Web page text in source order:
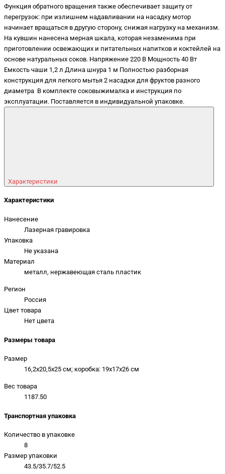
Функция обратного вращения также обеспечивает защиту от
перегрузок: при излишнем надавливании на насадку мотор
начинает вращаться в другую сторону, снижая нагрузку на механизм.
На кувшин нанесена мерная шкала, которая незаменима при
приготовлении освежающих и питательных напитков и коктейлей на
основе натуральных соков. Напряжение 220 В Мощность 40 Вт
Емкость чаши 1,2 л Длина шнура 1 м Полностью разборная
конструкция для легкого мытья 2 насадки для фруктов разного
диаметра В комплекте соковыжималка и инструкция по
эксплуатации. Поставляется в индивидуальной упаковке.
Характеристики
Характеристики
Нанесение
Лазерная гравировка
Упаковка
Не указана
Материал
металл, нержавеющая сталь пластик
Регион
Россия
Цвет товара
Нет цвета
Размеры товара
Размер
16,2х20,5х25 см; коробка: 19х17х26 см
Вес товара
1187.50
Транспортная упаковка
Количество в упаковке
8
Размер упаковки
43.5/35.7/52.5